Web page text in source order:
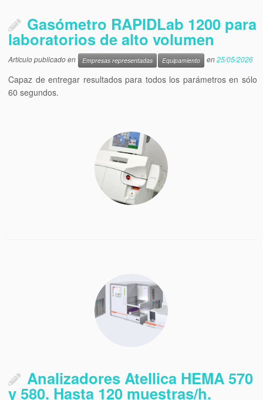
Gasómetro RAPIDLab 1200 para
laboratorios de alto volumen
Artículo publicado en Empresas representadas Equipamiento en25/05/2026
Capaz de entregar resultados para todos los parámetros en sólo
60 segundos.
Analizadores Atellica HEMA 570
y 580. Hasta 120 muestras/h.